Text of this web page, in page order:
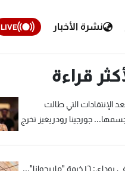
نشرة الأخبار LIVE
قراءة
الإنتقادات التي طالت
جورجينا رودريغيز تخرج
في بوداي: ١٦ خيمة "ماريجوانا"...